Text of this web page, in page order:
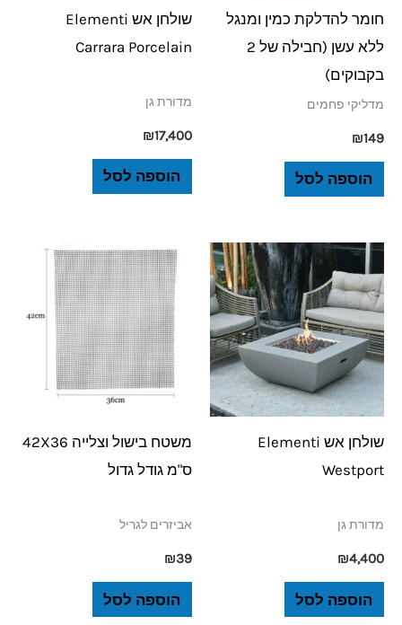
חומר להדלקת כמין ומנגל
ללא עשן (חבילה של 2
בקבוקים)
מדליקי פחמים
₪149
הוספה לסל
שולחן אש Elementi
Carrara Porcelain
מדורת גן
₪17,400
הוספה לסל
שולחן אש Elementi
Westport
מדורת גן
₪4,400
הוספה לסל
משטח בישול וצלייה 42X36
ס"מ גודל גדול
אביזרים לגריל
₪39
הוספה לסל